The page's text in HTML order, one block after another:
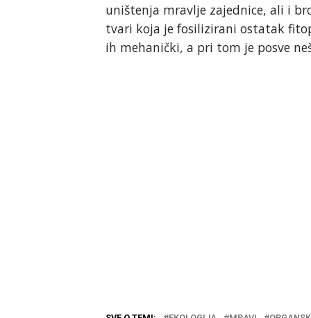
uništenja mravlje zajednice, ali i
tvari koja je fosilizirani ostatak
ih mehanički, a pri tom je posve